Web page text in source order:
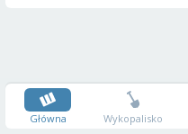
Główna Wykopalisko